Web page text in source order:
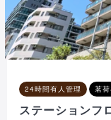
24時間有人管理 茗
ステーションフ